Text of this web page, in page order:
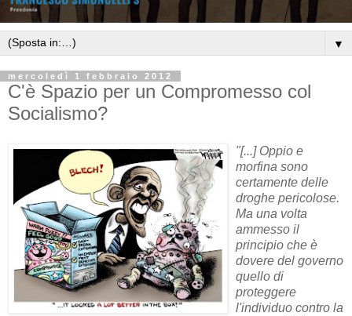
▼
mercoledì 1 febbraio 2012
C'è Spazio per un Compromesso col
Socialismo?
"[...] Oppio e
morfina sono
certamente delle
droghe pericolose.
Ma una volta
ammesso il
principio che è
dovere del governo
quello di
proteggere
l'individuo contro la